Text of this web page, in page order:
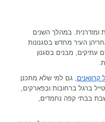
ומודרנית. במהלך השנים
העיר מחדש בסגנונות
עתיקים, מבנים בסגנון
קרוואנים, גם למי שלא מתכנן
ברגל ברחובות ובפארקים,
בבתי קפה נחמדים,